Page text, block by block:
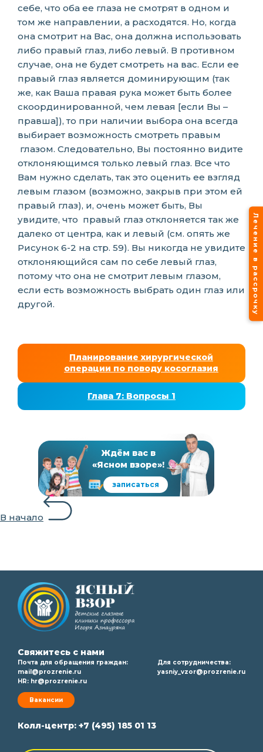
себе, что оба ее глаза не смотрят в одном и
том же направлении, а расходятся. Но, когда
она смотрит на Вас, она должна использовать
либо правый глаз, либо левый. В противном
случае, она не будет смотреть на вас. Если ее
правый глаз является доминирующим (так
же, как Ваша правая рука может быть более
скоординированной, чем левая [если Вы –
правша]), то при наличии выбора она всегда
выбирает возможность смотреть правым
глазом. Следовательно, Вы постоянно видите
отклоняющимся только левый глаз. Все что
Вам нужно сделать, так это оценить ее взгляд
левым глазом (возможно, закрыв при этом ей
правый глаз), и, очень может быть, Вы
увидите, что правый глаз отклоняется так же
далеко от центра, как и левый (см. опять же
Рисунок 6-2 на стр. 59). Вы никогда не увидите
отклоняющийся сам по себе левый глаз,
потому что она не смотрит левым глазом,
если есть возможность выбрать один глаз или
другой.
Планирование хирургической
операции по поводу косоглазия
Глава 7: Вопросы 1
Ждём вас в
«Ясном взоре»!
записаться
В начало
Свяжитесь с нами
Почта для обращения граждан:
mail@prozrenie.ru
HR: hr@prozrenie.ru
Вакансии
Для сотрудничества:
yasniy_vzor@prozrenie.ru
Колл-центр: +7 (495) 185 01 13
Лечение в рассрочку